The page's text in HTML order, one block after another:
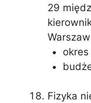
29
Fizyka